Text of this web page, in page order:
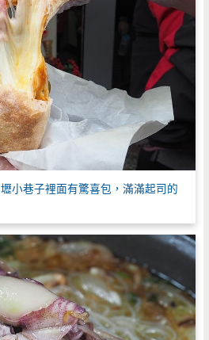
小巷子裡面有驚喜包，滿滿起司的